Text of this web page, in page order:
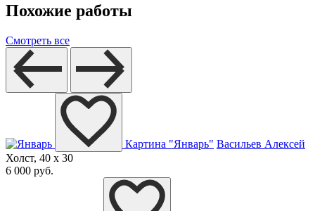
Похожие работы
Смотреть все
Картина "Январь" Васильев Алексей
Холст, 40 x 30
6 000 руб.